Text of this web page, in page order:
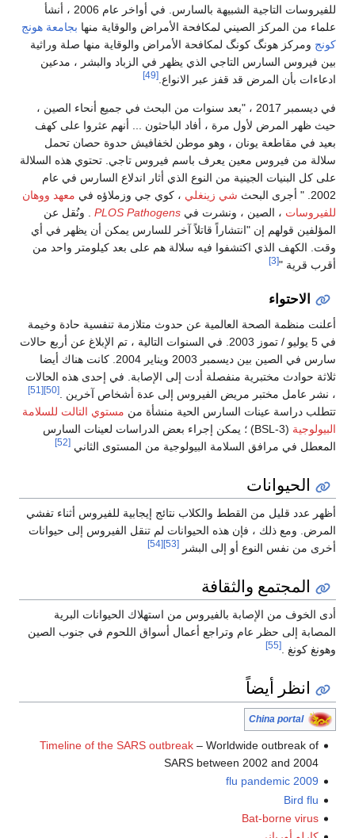
للفيروسات التاجية الشبيهة بالسارس. في أواخر عام 2006 ، أنشأ
علماء من المركز الصيني لمكافحة الأمراض والوقاية منهابجامعة هونج
كونجومركز هونگ كونگ لمكافحة الأمراض والوقاية منها صلة وراثية
بين فيروس السارس التاجي الذي يظهر في الزباد والبشر ، مدعين
ادعاءات بأن المرض قد قفز عبر الانواع.
في ديسمبر 2017 ، "بعد سنوات من البحث في جميع أنحاء الصين ،
حيث ظهر المرض لأول مرة ، أفاد الباحثون ... أنهم عثروا على كهف
بعيد في مقاطعة يونان ، وهو موطن لخفافيش حدوة حصان تحمل
سلالة من فيروس معين يعرف باسم فيروس تاجي. تحتوي هذه السلالة
على كل البنيات الجينية من النوع الذي أثار اندلاع السارس في عام
2002. " أجرى البحث
شي زينغلي ، كوي جي وزملاؤه فيمعهد ووهان
للفيروسات، الصين ، ونشرت فيPLOS Pathogens. ونُقل عن
المؤلفين قولهم إن "انتشاراً قاتلاً آخر للسارس يمكن أن يظهر في أي
وقت. الكهف الذي اكتشفوا فيه سلالة هم على بعد كيلومتر واحد من
أقرب قرية " [3]
الاحتواء
أعلنت منظمة الصحة العالمية عن حدوث متلازمة تنفسية حادة وخيمة
في 5 يوليو / تموز 2003. في السنوات التالية ، تم الإبلاغ عن أربع حالات
سارس في الصين بين ديسمبر 2003 ويناير 2004. كانت هناك أيضا
ثلاثة حوادث مختبرية منفصلة أدت إلى الإصابة. في إحدى هذه الحالات
، نشر عامل مختبر مريض الفيروس إلى عدة أشخاص آخرين .
[51]
تتطلب دراسة عينات السارس الحية منشأة منمستوي التالت للسلامة
البيولوجية
(BSL-3) ؛ يمكن إجراء بعض الدراسات لعينات السارس
المعطل في مرافق السلامة البيولوجية من المستوى الثاني
الحيوانات
أظهر عدد قليل من القطط والكلاب نتائج إيجابية للفيروس أثناء تفشي
المرض. ومع ذلك ، فإن هذه الحيوانات لم تنقل الفيروس إلى حيوانات
أخرى من نفس النوع أو إلى البشر
[54]
المجتمع والثقافة
أدى الخوف من الإصابة بالفيروس من استهلاك الحيوانات البرية
المصابة إلى حظر عام وتراجع أعمال أسواق اللحوم في جنوب الصين
وهونغ كونغ .
انظر أيضاً
China portal
Timeline of the SARS outbreak– Worldwide outbreak of
SARS between 2002 and 2004
2009 flu pandemic
Bird flu
Bat-borne virus